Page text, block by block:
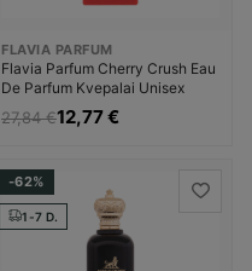
FLAVIA PARFUM
Flavia Parfum Cherry Crush Eau
De Parfum Kvepalai Unisex
27,84 €12,77 €
-62%
1-7 D.